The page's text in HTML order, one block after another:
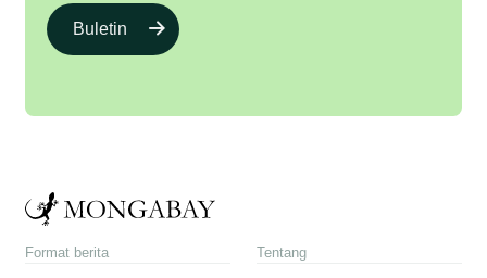
Buletin
Format berita Tentang